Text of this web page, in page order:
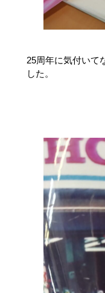
25周年に気付いて
した。